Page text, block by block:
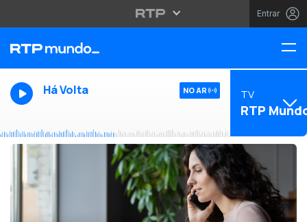
Entrar
Há Volta NO AR TV
RTP